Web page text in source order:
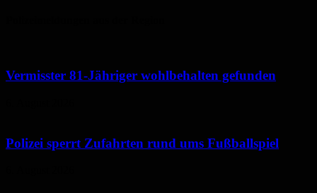
Vermisster 81-Jähriger wohlbehalten gefunden
Polizei sperrt Zufahrten rund ums Fußballspiel